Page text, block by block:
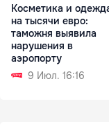
Косметика и
на тысячи евро:
таможня выявила
нарушения в
аэропорту
9 Июл. 16:16